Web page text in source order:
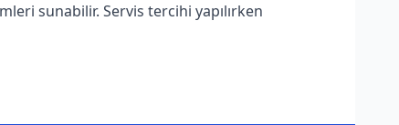
sunabilir. Servis tercihi yapılırken